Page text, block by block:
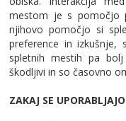
mestom je s pomočjo
njihovo pomočjo si
preference in
spletnih mestih pa
škodljivi in so časovno
ZAKAJ SE